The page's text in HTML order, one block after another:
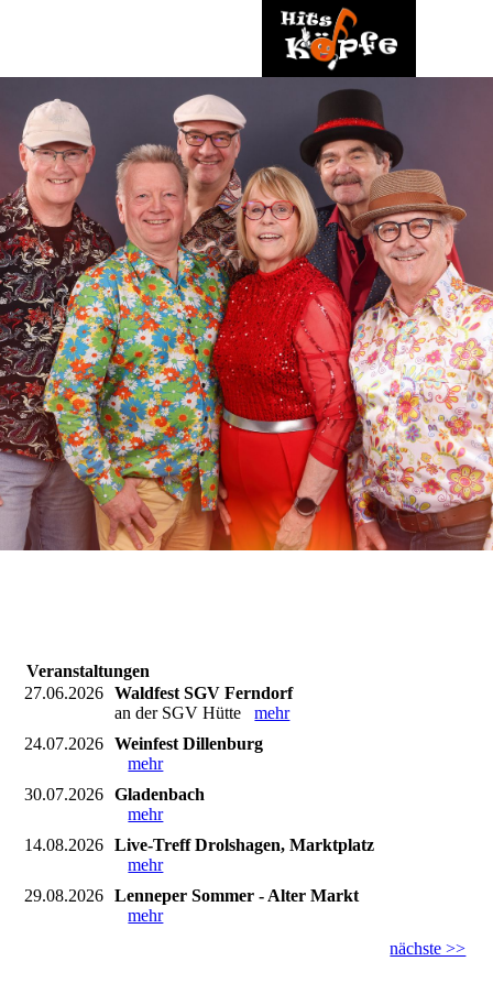
Veranstaltungen
27.06.2026
Waldfest SGV Ferndorf
an der SGV Hüttemehr
24.07.2026
Weinfest Dillenburg
mehr
30.07.2026
Gladenbach
mehr
14.08.2026
Live-Treff Drolshagen, Marktplatz
mehr
29.08.2026
Lenneper Sommer - Alter Markt
mehr
nächste >>